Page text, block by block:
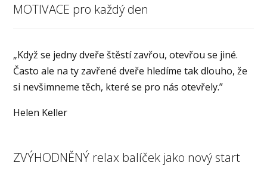
MOTIVACE pro každý den
„Když se jedny dveře štěstí zavřou, otevřou se jiné.
Často ale na ty zavřené dveře hledíme tak dlouho, že
si nevšimneme těch, které se pro nás otevřely.”
Helen Keller
ZVÝHODNĚNÝ relax balíček jako nový start